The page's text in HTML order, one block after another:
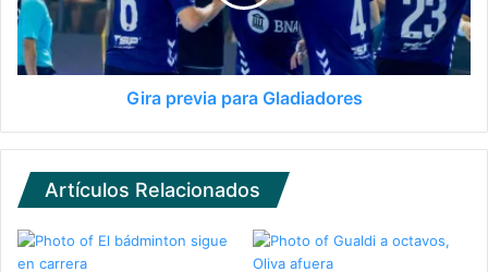
Gira previa para Gladiadores
Artículos Relacionados